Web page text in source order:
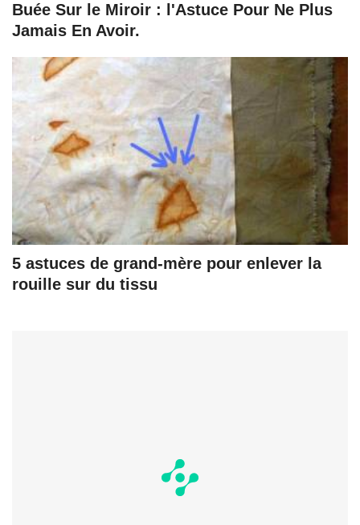
Buée Sur le Miroir : l'Astuce Pour Ne Plus
Jamais En Avoir.
5 astuces de grand-mère pour enlever la
rouille sur du tissu